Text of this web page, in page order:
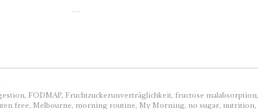
…
, FODMAP, Fruchtzuckerunverträglichkeit, fructose malabsorption,
free, Melbourne, morning routine, My Morning, no sugar, nutrition,